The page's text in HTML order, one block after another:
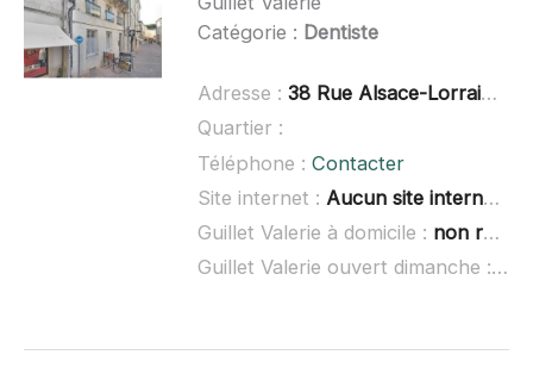
Catégorie : Dentiste
Adresse : 38 Rue Alsace-Lorraine, 17100 Saintes
Quartier :
Téléphone : Contacter
Site internet : Aucun site internet connu
Guillet Valerie à domicile : non renseigné
Guillet Valerie ouvert dimanche :